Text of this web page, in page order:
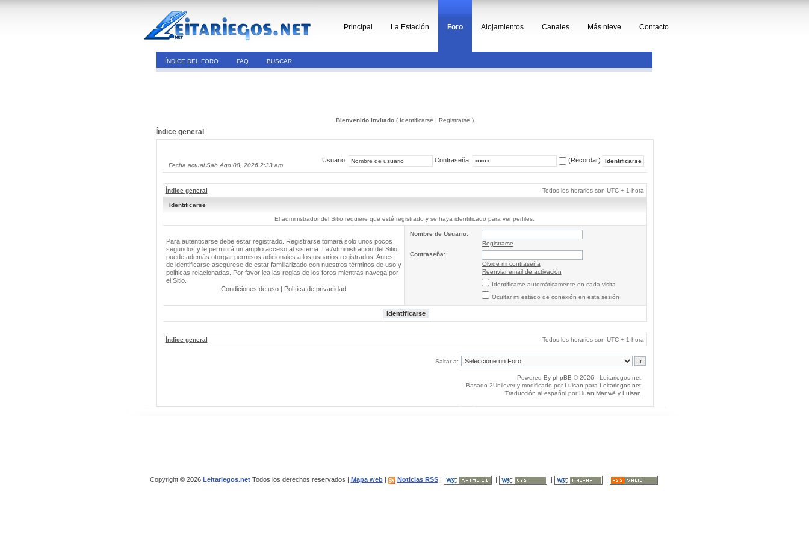
Principal La Estación Foro Alojamientos Canales Más nieve Contacto
ÍNDICE DEL FORO FAQ BUSCAR
Bienvenido Invitado( Identificarse | Registrarse )
Índice general
Fecha actual Sab Ago 08, 2026 2:33 am
Usuario: Contraseña: (Recordar)
Índice general Todos los horarios son UTC + 1 hora
Identificarse
El administrador del Sitio requiere que esté registrado y se haya identificado para ver perfiles.
Para autenticarse debe estar registrado. Registrarse tomará solo unos pocos
segundos y le permitirá un amplio acceso al sistema. La Administración del Sitio
puede además otorgar permisos adicionales a los usuarios registrados. Antes
de identificarse asegúrese de estar familiarizado con nuestros términos de uso y
políticas relacionadas. Por favor lea las reglas de los foros mientras navega por
el Sitio.
Condiciones de uso | Política de privacidad
Nombre de Usuario:
Registrarse
Contraseña:
Olvidé mi contraseña
Reenviar email de activación
Identificarse automáticamente en cada visita
Ocultar mi estado de conexión en esta sesión
Índice general Todos los horarios son UTC + 1 hora
Saltar a:
Powered By phpBB © 2026 - Leitariegos.net
Basado 2Unilever y modificado por Luisan para Leitariegos.net
Traducción al español por Huan Manwë y Luisan
Copyright © 2026 Leitariegos.netTodos los derechos reservados | Mapa web| Noticias RSS|